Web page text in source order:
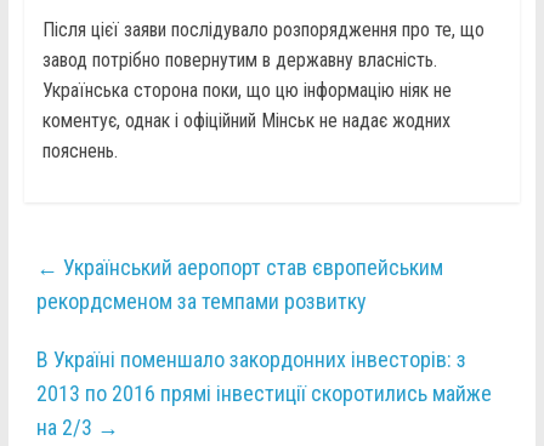
Після цієї заяви послідувало розпорядження про те, що
завод потрібно повернутим в державну власність.
Українська сторона поки, що цю інформацію ніяк не
коментує, однак і офіційний Мінськ не надає жодних
пояснень.
← Український аеропорт став європейським
рекордсменом за темпами розвитку
В Україні поменшало закордонних інвесторів: з
2013 по 2016 прямі інвестиції скоротились майже
на 2/3 →